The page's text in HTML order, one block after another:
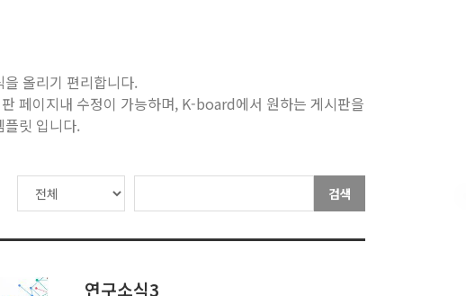
올리기 편리합니다.
페이지내 수정이 가능하며, K-board에서 원하는 게시판을
플릿 입니다.
검색
연구소식3